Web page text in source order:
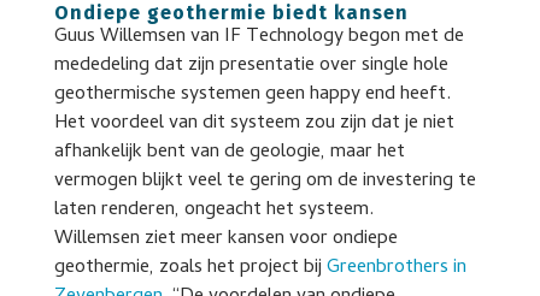
Ondiepe geothermie biedt kansen
Guus Willemsen van IF Technology begon met de
mededeling dat zijn presentatie over single hole
geothermische systemen geen happy end heeft.
Het voordeel van dit systeem zou zijn dat je niet
afhankelijk bent van de geologie, maar het
vermogen blijkt veel te gering om de investering te
laten renderen, ongeacht het systeem.
Willemsen ziet meer kansen voor ondiepe
geothermie, zoals het project bijGreenbrothers in